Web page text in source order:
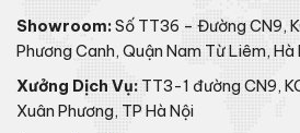
Showroom:Số TT36 – Đường CN9,
Phương Canh, Quận Nam Từ Liêm, Hà
Xưởng Dịch Vụ: TT3-1 đường CN9,
Xuân Phương, TP Hà Nội